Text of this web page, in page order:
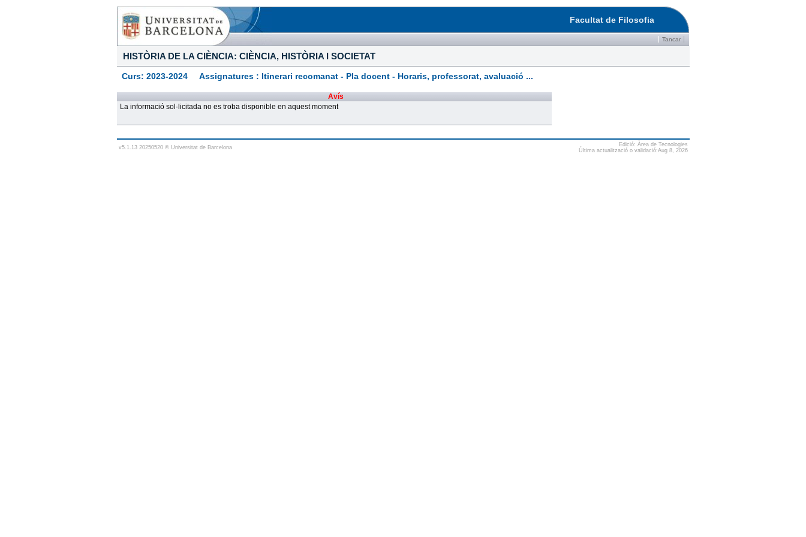
Facultat de Filosofia
Tancar
HISTÒRIA DE LA CIÈNCIA: CIÈNCIA, HISTÒRIA I SOCIETAT
Curs: 2023-2024 Assignatures : Itinerari recomanat - Pla docent - Horaris, professorat, avaluació ...
Avís
La informació sol·licitada no es troba disponible en aquest moment
v5.1.13 20250520 © Universitat de Barcelona
Edició: Àrea de Tecnologies
Última actualització o validació:Aug 8, 2026